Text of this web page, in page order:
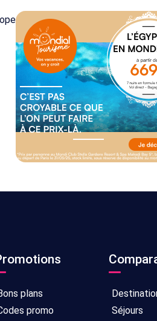
plans
promo
Séjours